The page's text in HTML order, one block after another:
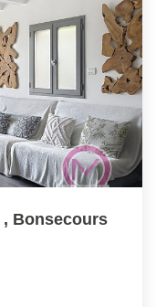
, Bonsecours